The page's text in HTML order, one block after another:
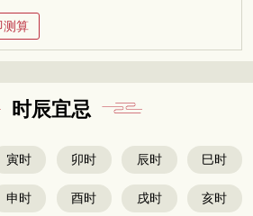
测算
时辰宜忌
寅时 卯时 辰时 巳时
申时 酉时 戌时 亥时